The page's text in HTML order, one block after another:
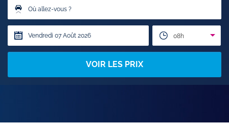
Où allez-vous ?
08h
VOIR LES PRIX